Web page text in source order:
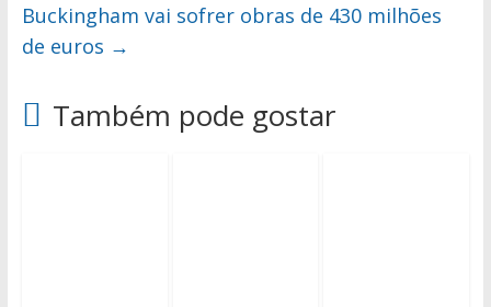
Buckingham vai sofrer obras de 430 milhões
de euros →
Também pode gostar